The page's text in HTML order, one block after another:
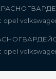
opel
opel